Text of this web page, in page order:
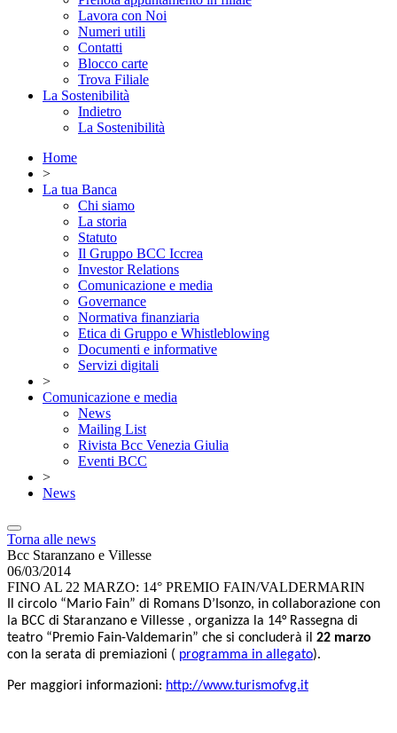
Lavora con Noi
Numeri utili
Contatti
Blocco carte
Trova Filiale
La Sostenibilità
Indietro
La Sostenibilità
Home
>
La tua Banca
Chi siamo
La storia
Statuto
Il Gruppo BCC Iccrea
Investor Relations
Comunicazione e media
Governance
Normativa finanziaria
Etica di Gruppo e Whistleblowing
Documenti e informative
Servizi digitali
>
Comunicazione e media
News
Mailing List
Rivista Bcc Venezia Giulia
Eventi BCC
>
News
Torna alle news
Bcc Staranzano e Villesse
06/03/2014
FINO AL 22 MARZO: 14° PREMIO FAIN/VALDERMARIN
Il circolo “Mario Fain” di Romans D’Isonzo, in collaborazione con
la BCC di Staranzano e Villesse , organizza la 14° Rassegna di
teatro “Premio Fain-Valdemarin” che si concluderà il 22 marzo
con la serata di premiazioni ( programma in allegato).
Per maggiori informazioni: http://www.turismofvg.it